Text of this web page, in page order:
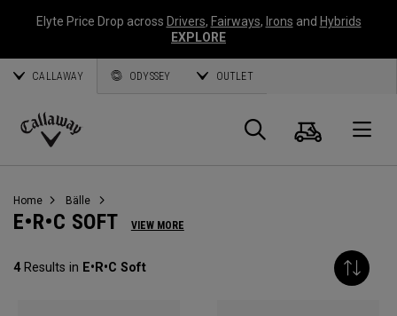
Elyte Price Drop across Drivers, Fairways, Irons and Hybrids
EXPLORE
CALLAWAY ODYSSEY OUTLET
Callaway
Suche
Home Bälle
E•R•C SOFT VIEW MORE
4Results in E•R•C Soft